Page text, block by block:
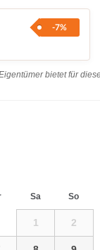
-7%
bietet für
Sa So
1 2